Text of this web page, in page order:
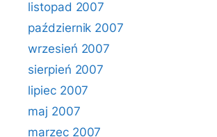
listopad 2007
październik 2007
wrzesień 2007
sierpień 2007
lipiec 2007
maj 2007
marzec 2007